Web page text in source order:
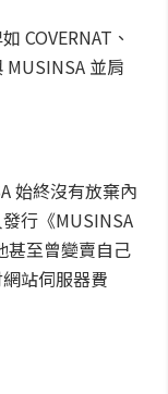
COVERNAT、
並肩
始終沒有放棄內
行《MUSINSA
甚至曾變賣自己
站伺服器費